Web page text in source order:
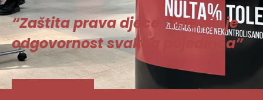
“Zaštita prava djece i mladih je
odgovornost svakog pojedinca”